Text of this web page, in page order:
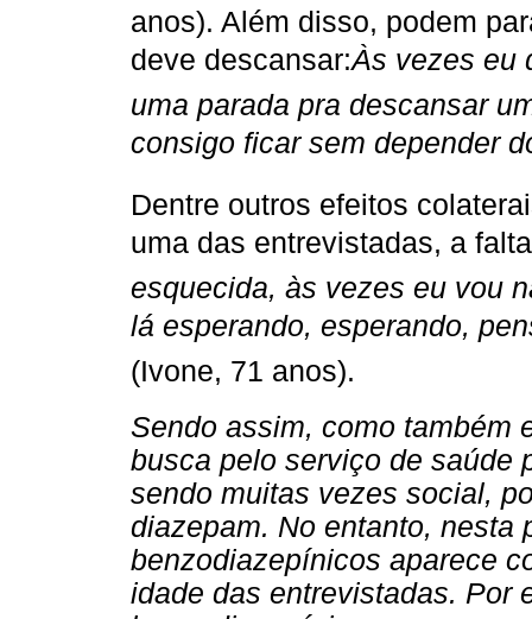
anos). Além disso, podem
deve descansar:Às vezes
uma parada pra descansar
consigo ficar sem depender
Dentre outros efeitos
uma das entrevistadas, a
esquecida, às vezes eu vou
lá esperando, esperando,
(Ivone, 71 anos).
Sendo assim, como também
busca pelo serviço de saúde
sendo muitas vezes social,
diazepam. No entanto, nesta
benzodiazepínicos aparece
idade das entrevistadas. Por